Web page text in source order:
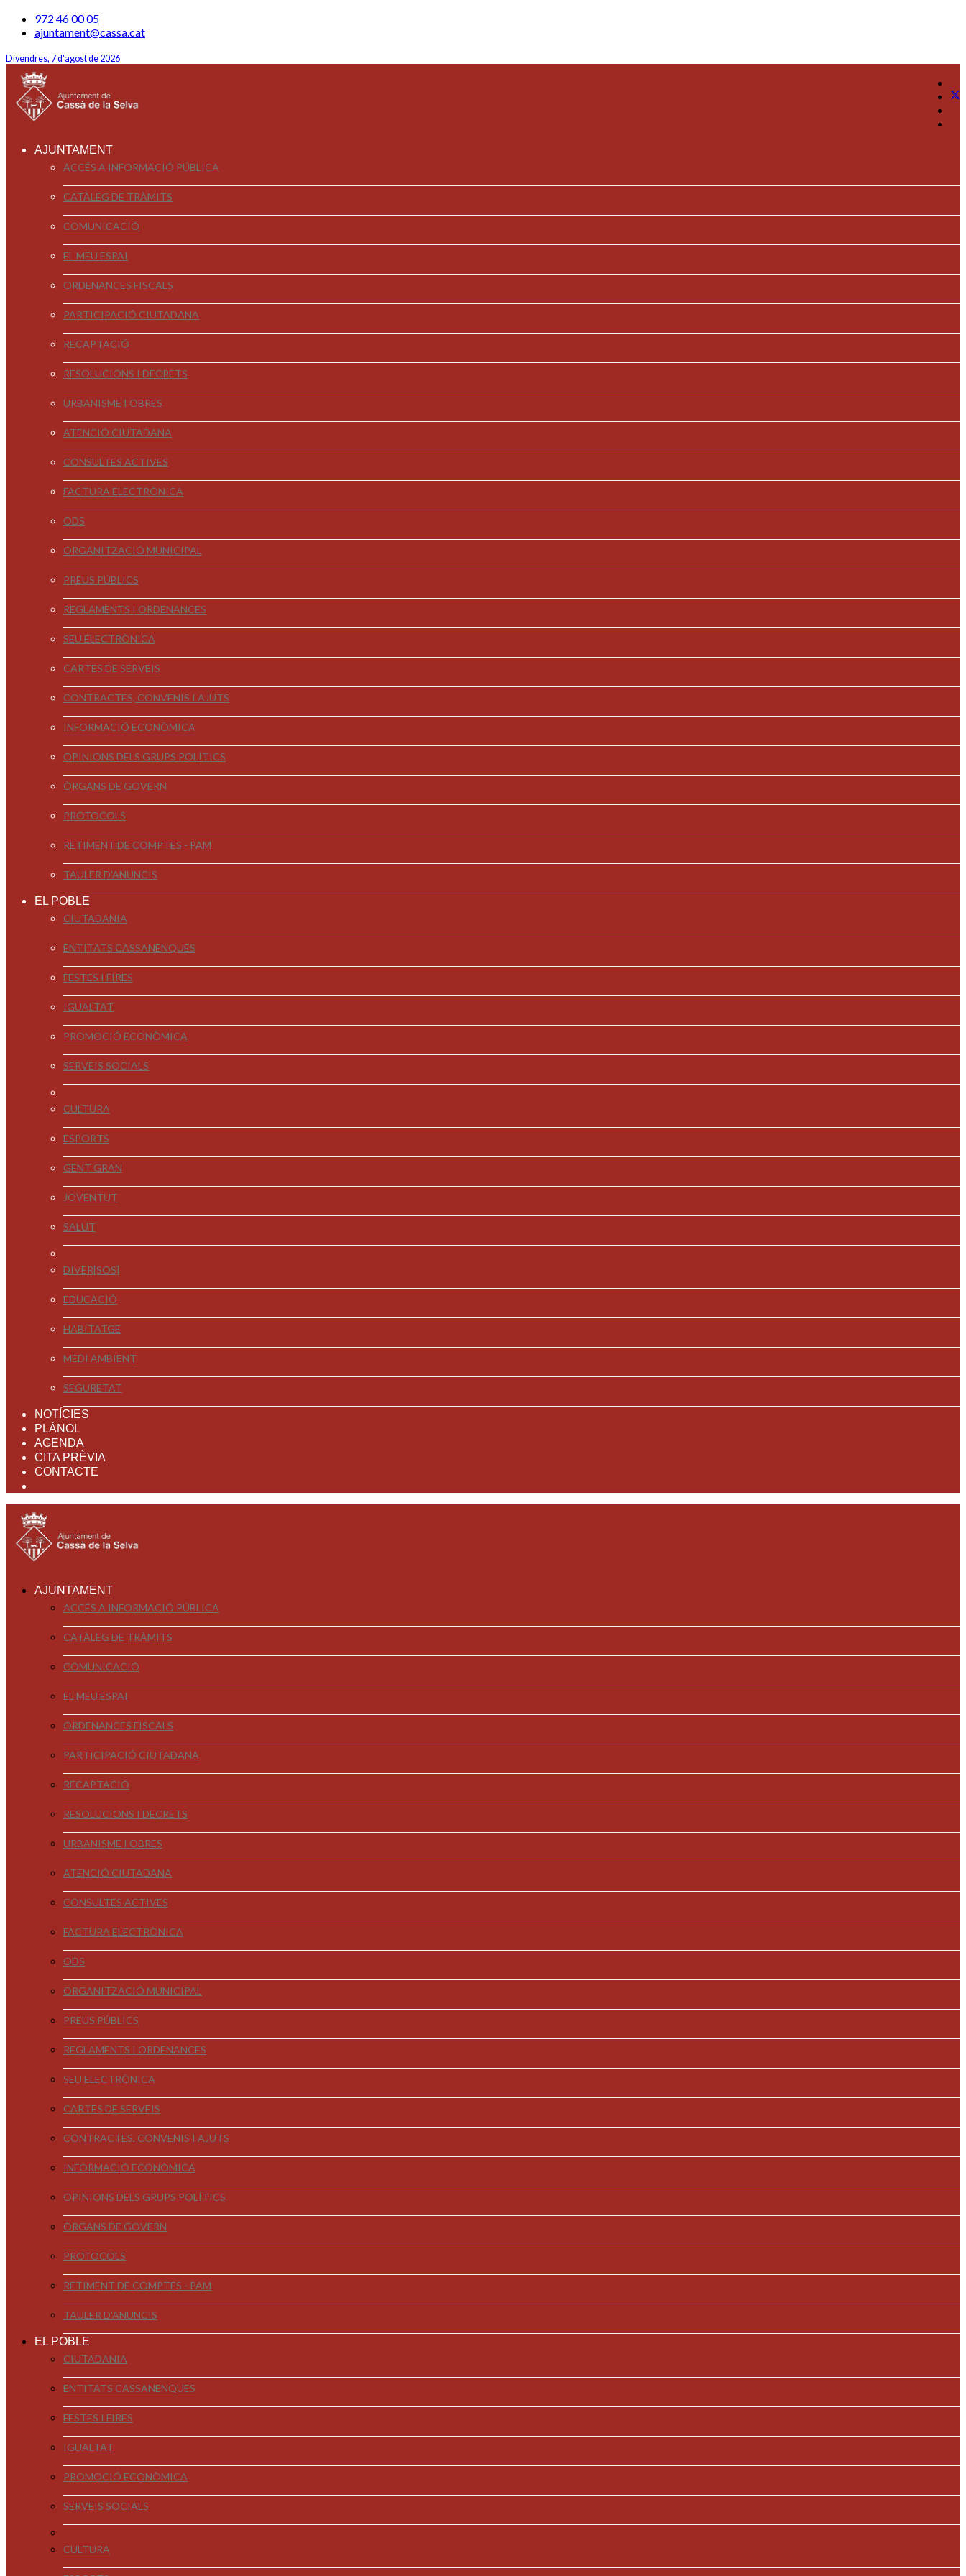
972 46 00 05
ajuntament@cassa.cat
Divendres, 7 d'agost de 2026
AJUNTAMENT
ACCÉS A INFORMACIÓ PÚBLICA
CATÀLEG DE TRÀMITS
COMUNICACIÓ
EL MEU ESPAI
ORDENANCES FISCALS
PARTICIPACIÓ CIUTADANA
RECAPTACIÓ
RESOLUCIONS I DECRETS
URBANISME I OBRES
ATENCIÓ CIUTADANA
CONSULTES ACTIVES
FACTURA ELECTRÒNICA
ODS
ORGANITZACIÓ MUNICIPAL
PREUS PÚBLICS
REGLAMENTS I ORDENANCES
SEU ELECTRÒNICA
CARTES DE SERVEIS
CONTRACTES, CONVENIS I AJUTS
INFORMACIÓ ECONÒMICA
OPINIONS DELS GRUPS POLÍTICS
ÒRGANS DE GOVERN
PROTOCOLS
RETIMENT DE COMPTES - PAM
TAULER D'ANUNCIS
EL POBLE
CIUTADANIA
ENTITATS CASSANENQUES
FESTES I FIRES
IGUALTAT
PROMOCIÓ ECONÒMICA
SERVEIS SOCIALS
CULTURA
ESPORTS
GENT GRAN
JOVENTUT
SALUT
DIVER[SOS]
EDUCACIÓ
HABITATGE
MEDI AMBIENT
SEGURETAT
NOTÍCIES
PLÀNOL
AGENDA
CITA PRÈVIA
CONTACTE
AJUNTAMENT
ACCÉS A INFORMACIÓ PÚBLICA
CATÀLEG DE TRÀMITS
COMUNICACIÓ
EL MEU ESPAI
ORDENANCES FISCALS
PARTICIPACIÓ CIUTADANA
RECAPTACIÓ
RESOLUCIONS I DECRETS
URBANISME I OBRES
ATENCIÓ CIUTADANA
CONSULTES ACTIVES
FACTURA ELECTRÒNICA
ODS
ORGANITZACIÓ MUNICIPAL
PREUS PÚBLICS
REGLAMENTS I ORDENANCES
SEU ELECTRÒNICA
CARTES DE SERVEIS
CONTRACTES, CONVENIS I AJUTS
INFORMACIÓ ECONÒMICA
OPINIONS DELS GRUPS POLÍTICS
ÒRGANS DE GOVERN
PROTOCOLS
RETIMENT DE COMPTES - PAM
TAULER D'ANUNCIS
EL POBLE
CIUTADANIA
ENTITATS CASSANENQUES
FESTES I FIRES
IGUALTAT
PROMOCIÓ ECONÒMICA
SERVEIS SOCIALS
CULTURA